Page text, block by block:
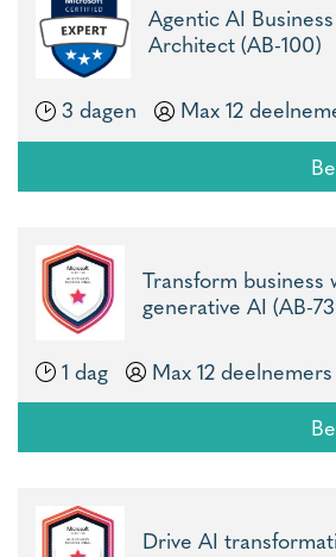
Agentic AI
Architect (AB-100)
3 dagen
Max 12
Transform business
generative AI (AB-
1 dag
Max 12 deelnemers
Drive AI